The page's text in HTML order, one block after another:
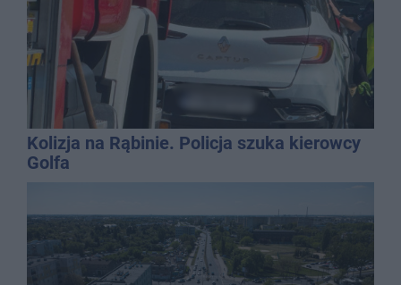
Kolizja na Rąbinie. Policja szuka kierowcy
Golfa